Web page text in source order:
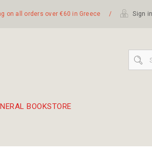
on all orders over €60 in Greece / Sign in
BOOKSTORE